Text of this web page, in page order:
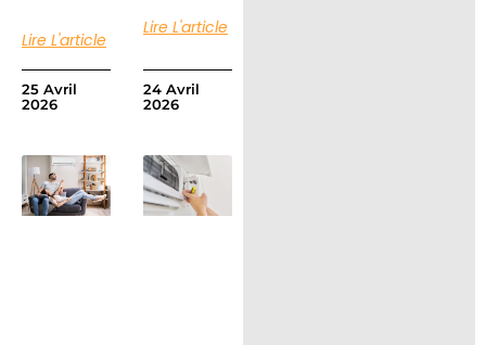
Lire L'article
25 Avril
2026
Lire L'article
24 Avril
2026